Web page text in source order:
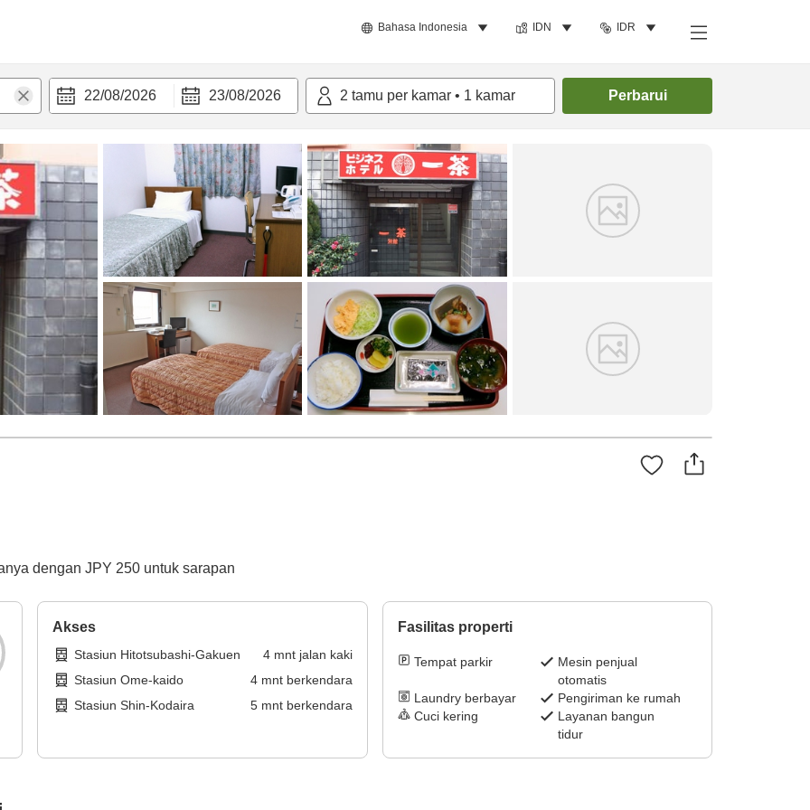
Bahasa Indonesia IDN IDR
22/08/2026 23/08/2026 2 tamu per kamar • 1 kamar Perbarui
Cari kamar
dengan JPY 250 untuk sarapan
Akses
Stasiun Hitotsubashi-Gakuen 4mnt jalan kaki
Stasiun Ome-kaido
4mnt berkendara
Stasiun Shin-Kodaira
5mnt berkendara
Fasilitas properti
Tempat parkir
Mesin penjual
otomatis
Laundry berbayar
Pengiriman ke rumah
Cuci kering
Layanan bangun
tidur